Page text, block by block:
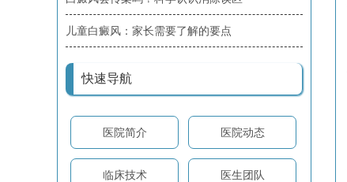
儿童白癜风：家长需要了解的要点
快速导航
医院简介 医院动态
临床技术 医生团队